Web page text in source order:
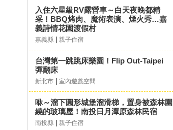
入住六星級RV露營車～白天夜晚都精
采！BBQ烤肉、魔術表演、煙火秀…嘉
義詩情花園渡假村
嘉義縣 親子住宿
台灣第一跳跳床樂園！Flip Out-Taipei
彈翻床
新北市 室內遊戲空間
咻～溜下圓形城堡溜滑梯，置身被森林圍
繞的玻璃屋！南投日月潭原森林民宿
南投縣 親子住宿